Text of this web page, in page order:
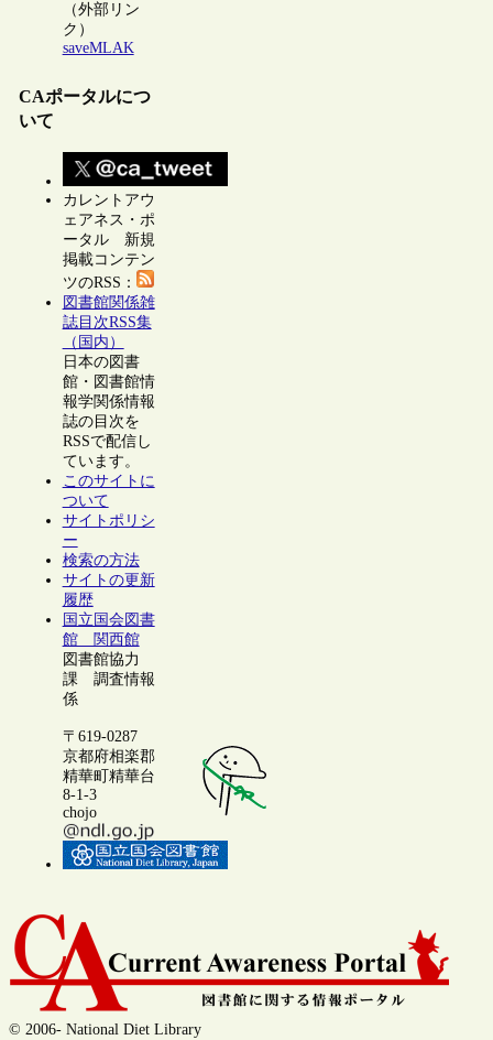
（外部リン
ク）
saveMLAK
CAポータルにつ
いて
カレントアウ
ェアネス・ポ
ータル 新規
掲載コンテン
ツのRSS：
図書館関係雑
誌目次RSS集
（国内）
日本の図書
館・図書館情
報学関係情報
誌の目次を
RSSで配信し
ています。
このサイトに
ついて
サイトポリシ
ー
検索の方法
サイトの更新
履歴
国立国会図書
館 関西館
図書館協力
課 調査情報
係
〒619-0287
京都府相楽郡
精華町精華台
8-1-3
chojo
© 2006- National Diet Library